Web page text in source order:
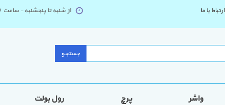
ارتباط با ما از شنبه تا پنجشنبه - ساعت 9 الی 17
جستجو
واشر پرچ رول بولت